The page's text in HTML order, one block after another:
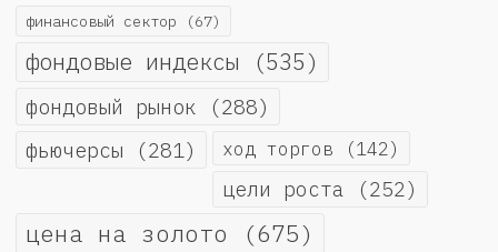
финансовый сектор (67)
фондовые индексы (535)
фондовый рынок (288)
фьючерсы (281) ход торгов (142)
цели роста (252)
цена на золото (675)